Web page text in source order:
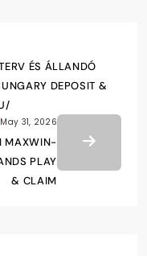
ÉS ÁLLANDÓ
DEPOSIT &
May 31, 2026
MAXWIN-
PLAY
& CLAIM